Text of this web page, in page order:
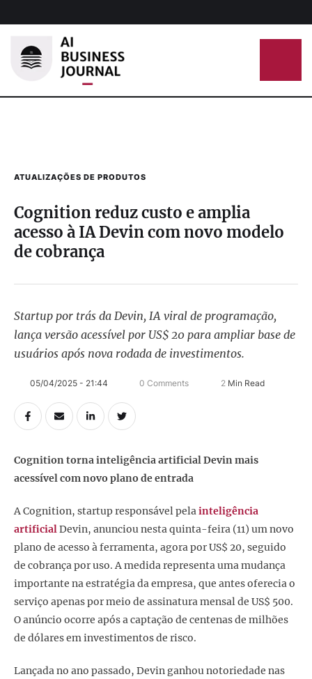
ATUALIZAÇÕES DE PRODUTOS
Cognition reduz custo e amplia
acesso à IA Devin com novo modelo
de cobrança
Startup por trás da Devin, IA viral de programação,
lança versão acessível por US$ 20 para ampliar base de
usuários após nova rodada de investimentos.
05/04/2025 - 21:44 0 Comments 2 Min Read
Cognition torna inteligência artificial Devin mais
acessível com novo plano de entrada
A Cognition, startup responsável pelainteligência
artificialDevin, anunciou nesta quinta-feira (11) um novo
plano de acesso à ferramenta, agora por US$ 20, seguido
de cobrança por uso. A medida representa uma mudança
importante na estratégia da empresa, que antes oferecia o
serviço apenas por meio de assinatura mensal de US$ 500.
O anúncio ocorre após a captação de centenas de milhões
de dólares em investimentos de risco.
Lançada no ano passado, Devin ganhou notoriedade nas